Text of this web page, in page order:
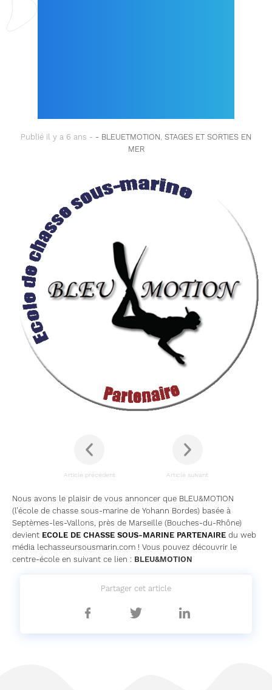
Publié il y a 6 ans - - BLEUETMOTION, STAGES ET SORTIES EN
MER
Article précédent Article suivant
Nous avons le plaisir de vous annoncer que BLEU&MOTION
(l’école de chasse sous-marine de Yohann Bordes) basée à
Septèmes-les-Vallons, près de Marseille (Bouches-du-Rhône)
devient ECOLE DE CHASSE SOUS-MARINE PARTENAIRE du web
média lechasseursousmarin.com ! Vous pouvez découvrir le
centre-école en suivant ce lien : BLEU&MOTION
Partager cet article
Partager
Partager
Partager
sur